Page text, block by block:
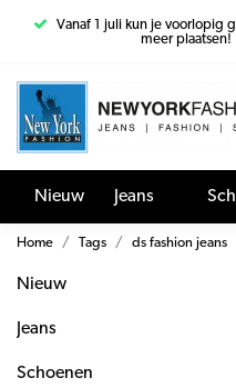
Vanaf 1 juli kun je voorlopig
meer plaatsen!
Nieuw Jeans
Home Tags ds fashion jeans
Nieuw
Jeans
Schoenen